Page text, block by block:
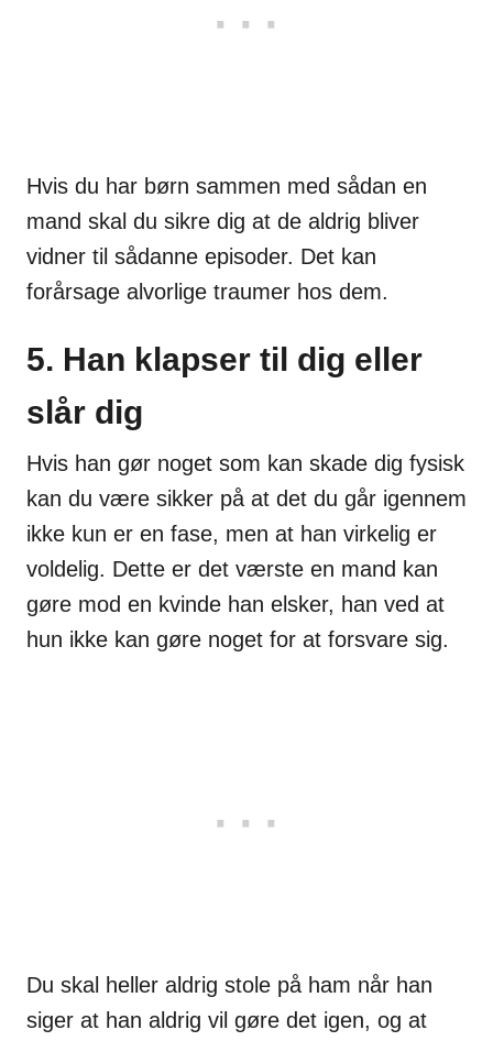
Hvis du har børn sammen med sådan en
mand skal du sikre dig at de aldrig bliver
vidner til sådanne episoder. Det kan
forårsage alvorlige traumer hos dem.
5. Han klapser til dig eller
slår dig
Hvis han gør noget som kan skade dig fysisk
kan du være sikker på at det du går igennem
ikke kun er en fase, men at han virkelig er
voldelig. Dette er det værste en mand kan
gøre mod en kvinde han elsker, han ved at
hun ikke kan gøre noget for at forsvare sig.
Du skal heller aldrig stole på ham når han
siger at han aldrig vil gøre det igen, og at